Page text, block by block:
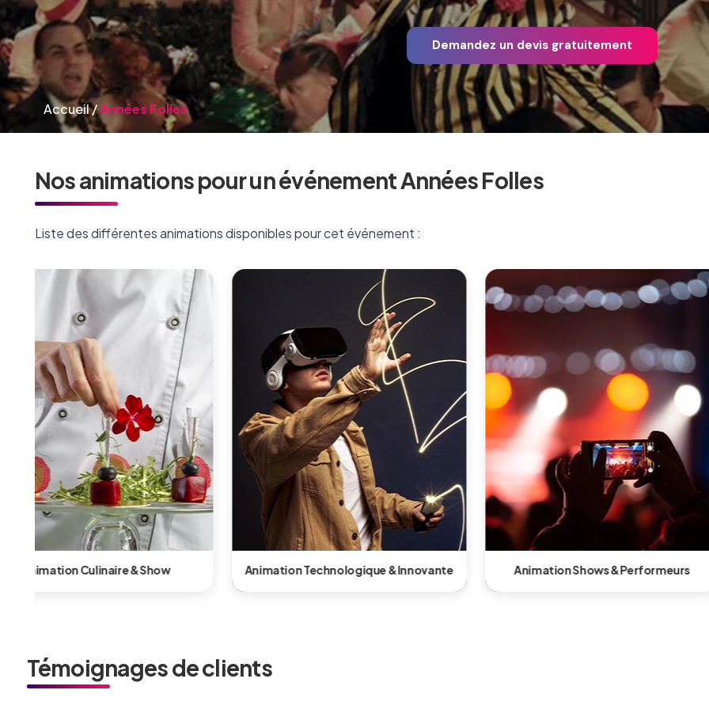
Demandez un devis gratuitement
Accueil/Années Folles
Nos animations pour un événement Années Folles
Liste des différentes animations disponibles pour cet événement :
Technologique & Innovante Animation Shows & Performeurs Animation gonflable
Témoignages de clients